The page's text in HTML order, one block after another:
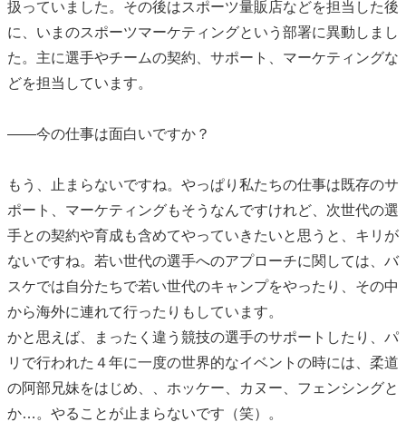
扱っていました。その後はスポーツ量販店などを担当した後
に、いまのスポーツマーケティングという部署に異動しまし
た。主に選手やチームの契約、サポート、マーケティングな
どを担当しています。
――今の仕事は面白いですか？
もう、止まらないですね。やっぱり私たちの仕事は既存のサ
ポート、マーケティングもそうなんですけれど、次世代の選
手との契約や育成も含めてやっていきたいと思うと、キリが
ないですね。若い世代の選手へのアプローチに関しては、バ
スケでは自分たちで若い世代のキャンプをやったり、その中
から海外に連れて行ったりもしています。
かと思えば、まったく違う競技の選手のサポートしたり、パ
リで行われた４年に一度の世界的なイベントの時には、柔道
の阿部兄妹をはじめ、、ホッケー、カヌー、フェンシングと
か…。やることが止まらないです（笑）。